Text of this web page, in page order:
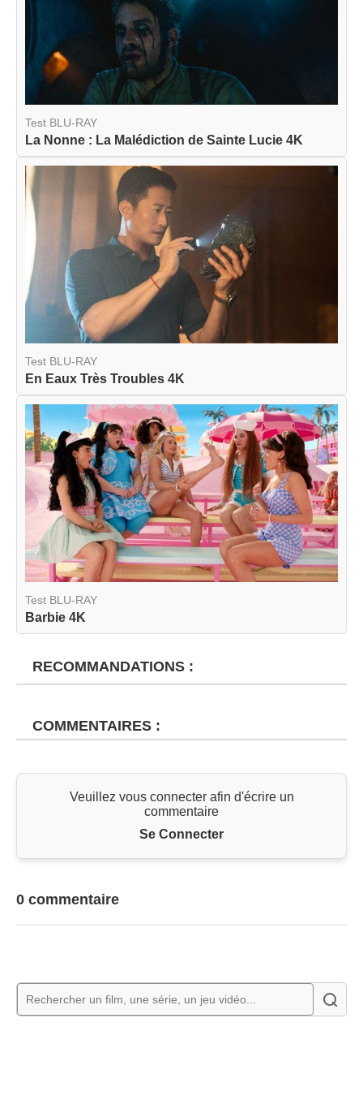
Test BLU-RAY
La Nonne : La Malédiction de Sainte Lucie 4K
Test BLU-RAY
En Eaux Très Troubles 4K
Test BLU-RAY
Barbie 4K
RECOMMANDATIONS :
COMMENTAIRES :
Veuillez vous connecter afin d'écrire un
commentaire
Se Connecter
0 commentaire